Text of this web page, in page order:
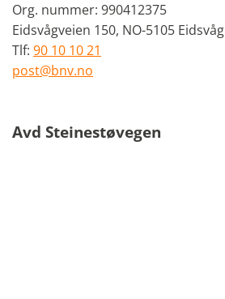
Org. nummer: 990412375
Eidsvågveien 150, NO-5105 Eidsvåg
Tlf: 90 10 10 21
post@bnv.no
Avd Steinestøvegen